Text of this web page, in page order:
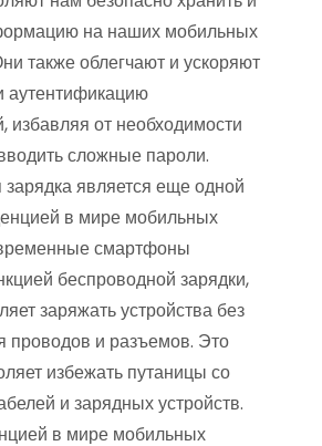
на наших мобильных
также облегчают и ускоряют
аутентификацию
избавляя от необходимости
сложные пароли.
является еще одной
в мире мобильных
смартфоны
беспроводной зарядки,
заряжать устройства без
проводов и разъемов. Это
избежать путаницы со
и зарядных устройств.
в мире мобильных